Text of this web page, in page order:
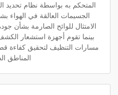
الجسيمات العالقة في الهواء بشكل
الامتثال للوائح الصارمة بشأن جودة
بينما تقوم أجهزة استشعار الكشف
التنظيف لتحقيق كفاءة قصوى
المناطق الصناعية.